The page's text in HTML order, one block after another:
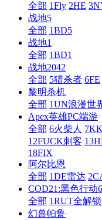
全部 1Fly 2HE
战地5
全部 1BD5
战地1
全部 1BD1
战地2042
全部 5猎杀者 6FE
黎明杀机
全部 1UN浪漫世
Apex英雄PC端游
全部 6火柴人 7KK
12FUCK刺客
18FIX
阿尔比恩
全部 1DE雷达
COD21:黑色行动6
全部 1RUT全解
幻兽帕鲁